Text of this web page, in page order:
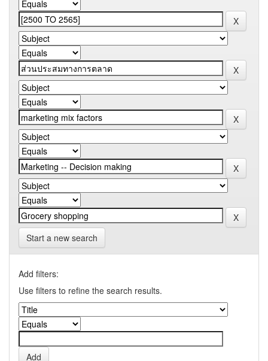
Start a new search
Add filters:
Use filters to refine the search results.